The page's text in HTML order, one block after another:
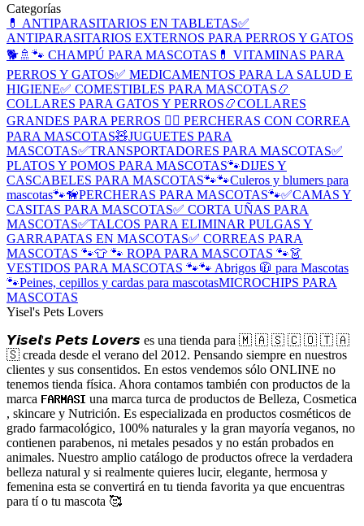
Categorías
💊 ANTIPARASITARIOS EN TABLETAS✅
ANTIPARASITARIOS EXTERNOS PARA PERROS Y GATOS
🐕🚿🐾 CHAMPÚ PARA MASCOTAS 💊 VITAMINAS PARA
PERROS Y GATOS✅ MEDICAMENTOS PARA LA SALUD E
HIGIENE✅ COMESTIBLES PARA MASCOTAS📿
COLLARES PARA GATOS Y PERROS📿COLLARES
GRANDES PARA PERROS 🐕‍🦺 PERCHERAS CON CORREA
PARA MASCOTAS🧸JUGUETES PARA
MASCOTAS✅TRANSPORTADORES PARA MASCOTAS✅
PLATOS Y POMOS PARA MASCOTAS🐾DIJES Y
CASCABELES PARA MASCOTAS🐾🐾Culeros y blumers para
mascotas🐾🦮PERCHERAS PARA MASCOTAS🐾✅CAMAS Y
CASITAS PARA MASCOTAS✅ CORTA UÑAS PARA
MASCOTAS✅TALCOS PARA ELIMINAR PULGAS Y
GARRAPATAS EN MASCOTAS✅ CORREAS PARA
MASCOTAS 🐾👕 🐾 ROPA PARA MASCOTAS 🐾👗
VESTIDOS PARA MASCOTAS 🐾🐾 Abrigos 🧥 para Mascotas
🐾Peines, cepillos y cardas para mascotasMICROCHIPS PARA
MASCOTAS
Yisel's Pets Lovers
𝙔𝙞𝙨𝙚𝙡'𝙨 𝙋𝙚𝙩𝙨 𝙇𝙤𝙫𝙚𝙧𝙨 es una tienda para 🇲 🇦 🇸 🇨 🇴 🇹 🇦
🇸 creada desde el verano del 2012. Pensando siempre en nuestros
clientes y sus consentidos. En estos vendemos sólo ONLINE no
tenemos tienda física. Ahora contamos también con productos de la
marca 𝐅𝐀𝐑𝐌𝐀𝐒𝐈 una marca turca de productos de Belleza, Cosmetica
, skincare y Nutrición. Es especializada en productos cosméticos de
grado farmacológico, 100% naturales y la gran mayoría veganos, no
contienen parabenos, ni metales pesados y no están probados en
animales. Nuestro amplio catálogo de productos ofrece la verdadera
belleza natural y si realmente quieres lucir, elegante, hermosa y
femenina esta se convertirá en tu tienda favorita ya que encuentras
para tí o tu mascota 🥰